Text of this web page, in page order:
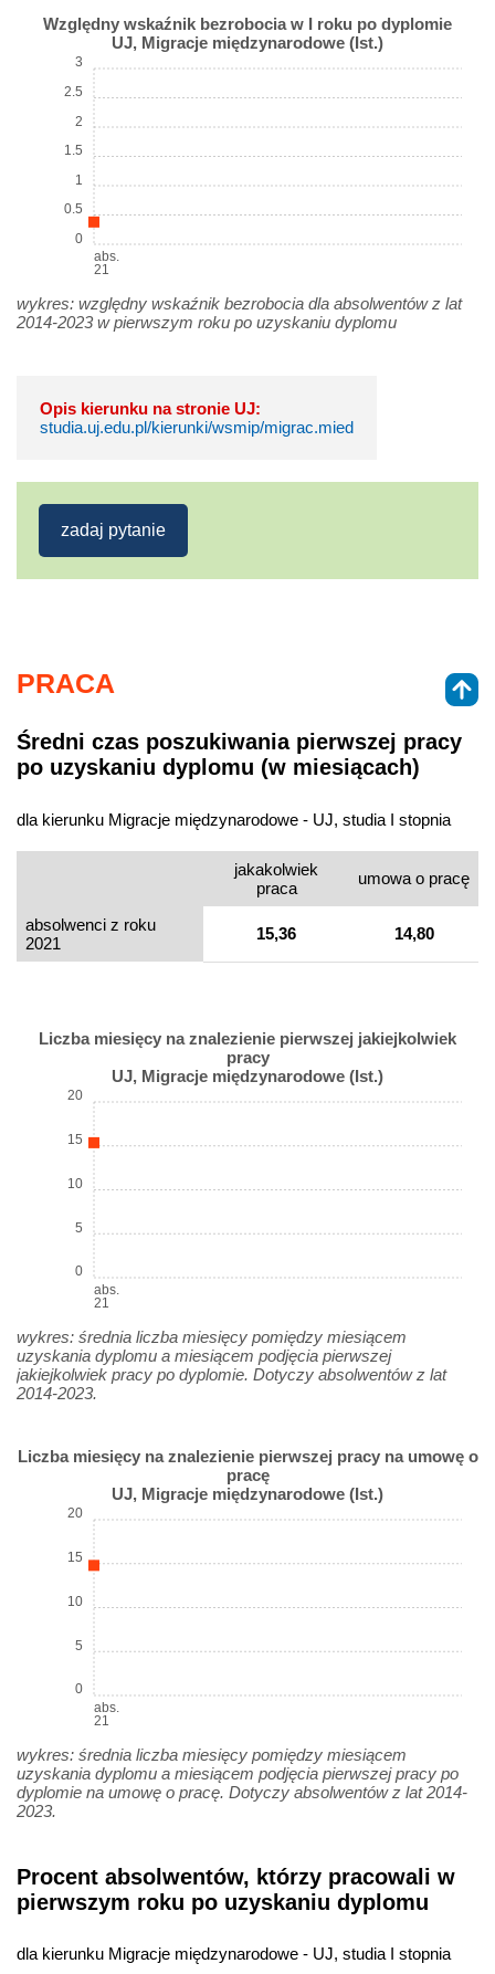
Względny wskaźnik bezrobocia w I roku po dyplomie
UJ, Migracje międzynarodowe (Ist.)
abs.
21
0
0.5
1
1.5
2
2.5
3
wykres: względny wskaźnik bezrobocia dla absolwentów z lat
2014-2023 w pierwszym roku po uzyskaniu dyplomu
Opis kierunku na stronie UJ:
studia.uj.edu.pl/kierunki/wsmip/migrac.mied
zadaj pytanie
PRACA
Średni czas poszukiwania pierwszej pracy
po uzyskaniu dyplomu (w miesiącach)
dla kierunku Migracje międzynarodowe - UJ, studia I stopnia
jakakolwiek
praca
umowa o pracę
absolwenci z roku
2021
15,36 14,80
Liczba miesięcy na znalezienie pierwszej jakiejkolwiek
pracy
UJ, Migracje międzynarodowe (Ist.)
abs.
21
0
5
10
15
20
wykres: średnia liczba miesięcy pomiędzy miesiącem
uzyskania dyplomu a miesiącem podjęcia pierwszej
jakiejkolwiek pracy po dyplomie. Dotyczy absolwentów z lat
2014-2023.
Liczba miesięcy na znalezienie pierwszej pracy na umowę o
pracę
UJ, Migracje międzynarodowe (Ist.)
abs.
21
0
5
10
15
20
wykres: średnia liczba miesięcy pomiędzy miesiącem
uzyskania dyplomu a miesiącem podjęcia pierwszej pracy po
dyplomie na umowę o pracę. Dotyczy absolwentów z lat 2014-
2023.
Procent absolwentów, którzy pracowali w
pierwszym roku po uzyskaniu dyplomu
dla kierunku Migracje międzynarodowe - UJ, studia I stopnia